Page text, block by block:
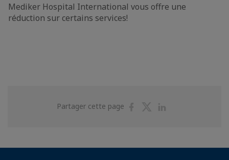
Mediker Hospital International vous offre une
réduction sur certains services!
Partager cette page
PartagerPartager